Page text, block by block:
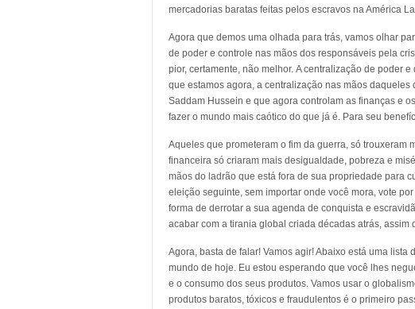
mercadorias baratas feitas pelos escravos na América
Agora que demos uma olhada para trás, vamos olhar
de poder e controle nas mãos dos responsáveis pela
pior, certamente, não melhor. A centralização de poder
que estamos agora, a centralização nas mãos
Saddam Hussein e que agora controlam as finanças e
fazer o mundo mais caótico do que já é. Para seu
Aqueles que prometeram o fim da guerra, só trouxeram
financeira só criaram mais desigualdade, pobreza e
mãos do ladrão que está fora de sua propriedade para
eleição seguinte, sem importar onde você mora, vote
forma de derrotar a sua agenda de conquista e
acabar com a tirania global criada décadas atrás, assim
Agora, basta de falar! Vamos agir! Abaixo está uma
mundo de hoje. Eu estou esperando que você lhes
e o consumo dos seus produtos. Vamos usar o
produtos baratos, tóxicos e fraudulentos é o primeiro